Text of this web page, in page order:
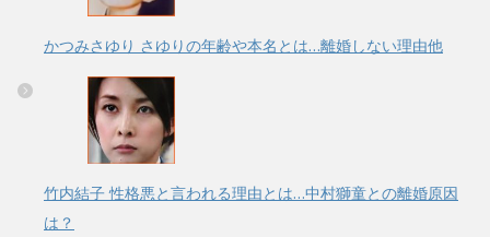
かつみさゆり さゆりの年齢や本名とは…離婚しない理由他
竹内結子 性格悪と言われる理由とは…中村獅童との離婚原因
は？